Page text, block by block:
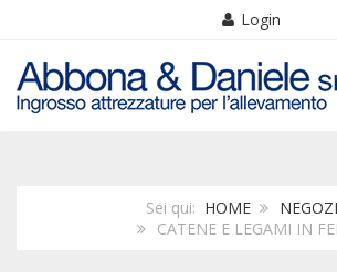
Login
Sei qui: HOME
CATENE E LEGAMI IN